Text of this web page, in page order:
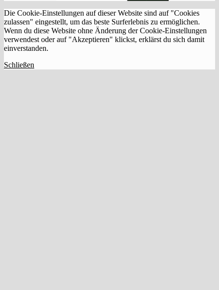
Die Cookie-Einstellungen auf dieser Website sind auf "Cookies
zulassen" eingestellt, um das beste Surferlebnis zu ermöglichen.
Wenn du diese Website ohne Änderung der Cookie-Einstellungen
verwendest oder auf "Akzeptieren" klickst, erklärst du sich damit
einverstanden.
Schließen